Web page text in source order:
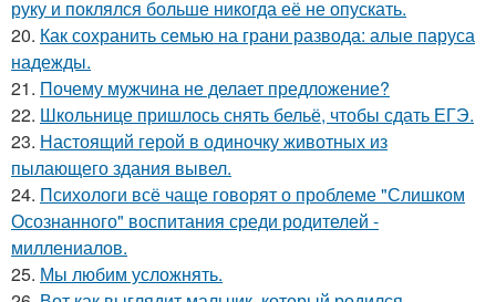
руку и поклялся больше никогда её не опускать.
20. Как сохранить семью на грани развода: алые паруса
надежды.
21. Почему мужчина не делает предложение?
22. Школьнице пришлось снять бельё, чтобы сдать ЕГЭ.
23. Настоящий герой в одиночку животных из
пылающего здания вывел.
24. Психологи всё чаще говорят о проблеме "Слишком
Осознанного" воспитания среди родителей -
миллениалов.
25. Мы любим усложнять.